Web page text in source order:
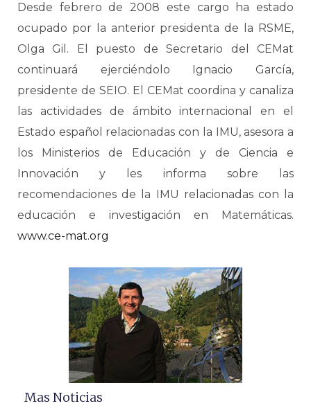
Desde febrero de 2008 este cargo ha estado
ocupado por la anterior presidenta de la RSME,
Olga Gil. El puesto de Secretario del CEMat
continuará ejerciéndolo Ignacio García,
presidente de SEIO. El CEMat coordina y canaliza
las actividades de ámbito internacional en el
Estado español relacionadas con la IMU, asesora a
los Ministerios de Educación y de Ciencia e
Innovación y les informa sobre las
recomendaciones de la IMU relacionadas con la
educación e investigación en Matemáticas.
www.ce-mat.org
Mas Noticias